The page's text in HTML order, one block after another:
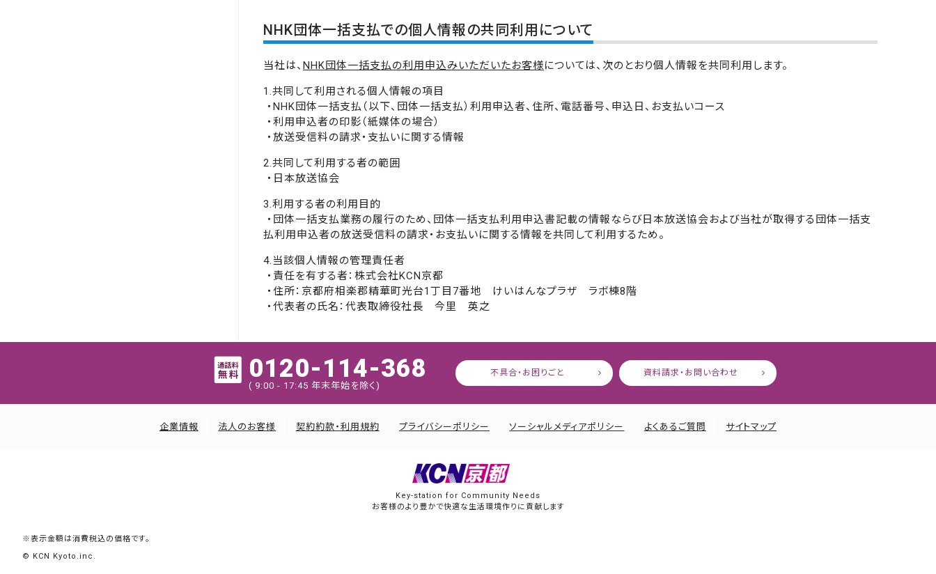
NHK団体一括支払での個人情報の共同利用について
当社は、 NHK団体一括支払の利用申込みいただいたお客様については、次のとおり個人情報を共同利用します。
1.共同して利用される個人情報の項目
・NHK団体一括支払（以下、団体一括支払）利用申込者、住所、電話番号、申込日、お支払いコース
・利用申込者の印影（紙媒体の場合）
・放送受信料の請求・支払いに関する情報
2.共同して利用する者の範囲
・日本放送協会
3.利用する者の利用目的
・団体一括支払業務の履行のため、団体一括支払利用申込書記載の情報ならび日本放送協会および当社が取得する団体一括支
払利用申込者の放送受信料の請求・お支払いに関する情報を共同して利用するため。
4.当該個人情報の管理責任者
・責任を有する者：株式会社KCN京都
・住所：京都府相楽郡精華町光台1丁目7番地 けいはんなプラザ ラボ棟8階
・代表者の氏名：代表取締役社長 今里 英之
0120-114-368
( 9:00 - 17:45 年末年始を除く)
不具合・お困りごと 資料請求・お問い合わせ
企業情報 法人のお客様 契約約款・利用規約 プライバシーポリシー ソーシャルメディアポリシー よくあるご質問 サイトマップ
Key-station for Community Needs
お客様のより豊かで快適な生活環境作りに貢献します
※表示金額は消費税込の価格です。
© KCN Kyoto.inc.